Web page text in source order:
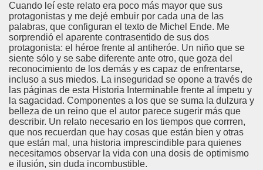
Cuando leí este relato era poco más mayor que sus
protagonistas y me dejé embuir por cada una de las
palabras, que configuran el texto de Michel Ende. Me
sorprendió el aparente contrasentido de sus dos
protagonista: el héroe frente al antiheróe. Un niño que se
siente sólo y se sabe diferente ante otro, que goza del
reconocimiento de los demás y es capaz de enfrentarse,
incluso a sus miedos. La inseguridad se opone a través de
las páginas de esta Historia Interminable frente al ímpetu y
la sagacidad. Componentes a los que se suma la dulzura y
belleza de un reino que el autor parece sugerir más que
describir. Un relato necesario en los tiempos que corrren,
que nos recuerdan que hay cosas que están bien y otras
que están mal, una historia imprescindible para quienes
necesitamos observar la vida con una dosis de optimismo
e ilusión, sin duda incombustible.